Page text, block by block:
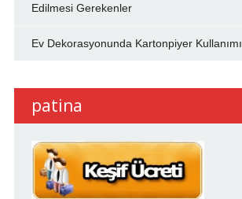
Edilmesi Gerekenler
Ev Dekorasyonunda Kartonpiyer Kullanımı
patina